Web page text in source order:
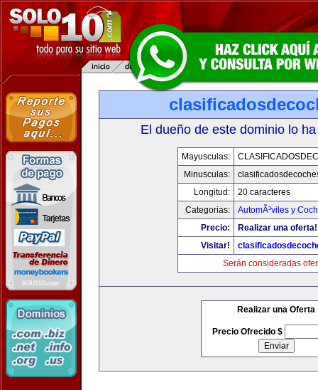
El dueño de este dominio lo
Mayusculas:
Minusculas:
Longitud:
20 caracteres
Categorias:
AutomÃ³viles y
Precio:
Realizar una oferta!
Visitar!
Serán consideradas
Realizar una Oferta
Precio Ofrecido $